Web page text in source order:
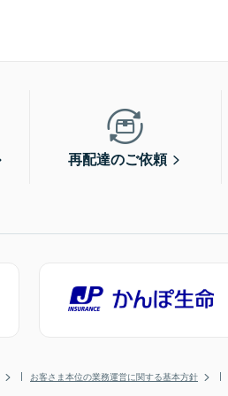
再配達のご依頼
お客さま本位の業務運営に関する基本方針